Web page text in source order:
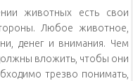
животных есть свои
Любое животное,
денег и внимания. Чем
вложить, чтобы они
трезво понимать,